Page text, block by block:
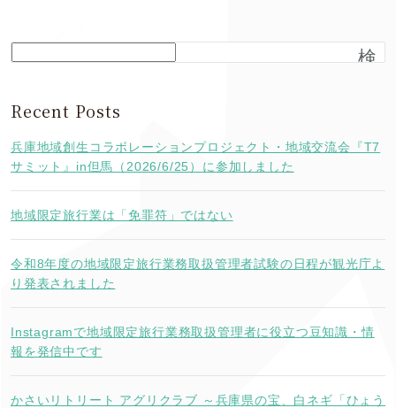
検
Recent Posts
兵庫地域創生コラボレーションプロジェクト・地域交流会『T7
サミット』in但馬（2026/6/25）に参加しました
地域限定旅行業は「免罪符」ではない
令和8年度の地域限定旅行業務取扱管理者試験の日程が観光庁よ
り発表されました
Instagramで地域限定旅行業務取扱管理者に役立つ豆知識・情
報を発信中です
かさいリトリート アグリクラブ ～兵庫県の宝、白ネギ「ひょう